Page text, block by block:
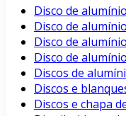
Disco de
Disco de
Disco de
Disco de
Discos de
Discos e
Discos e chapa